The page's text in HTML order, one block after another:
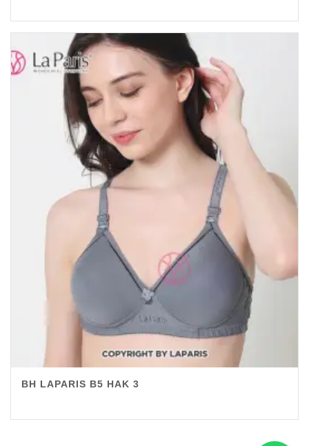
BH LAPARIS B5 HAK 3